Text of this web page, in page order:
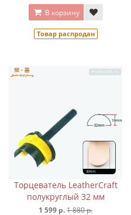
В корзину
Товар распродан
Торцеватель LeatherCraft
полукруглый 32 мм
1 599 р.1 880 р.